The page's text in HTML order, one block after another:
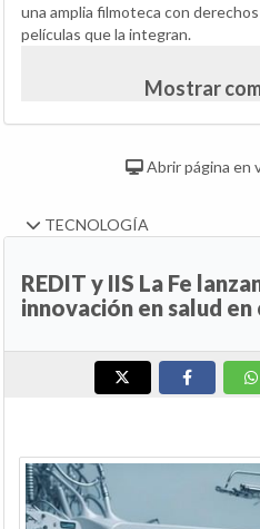
una amplia filmoteca con
películas que la integran.
Mostrar
Abrir página en
TECNOLOGÍA
REDIT y IIS La Fe
innovación en salud en